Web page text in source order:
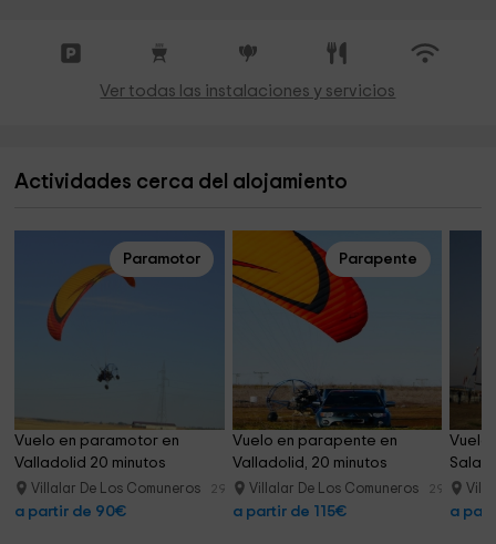
Ver todas las instalaciones y servicios
Actividades cerca del alojamiento
Paramotor
Vuelo en paramotor en
Valladolid 20 minutos
Villalar De Los Comuneros 29.7 km
a partir de 90€
Parapente
Vuelo en parapente en
Valladolid, 20 minutos
Villalar De Los Comuneros 29.7 km
a partir de 115€
Vuelo
a